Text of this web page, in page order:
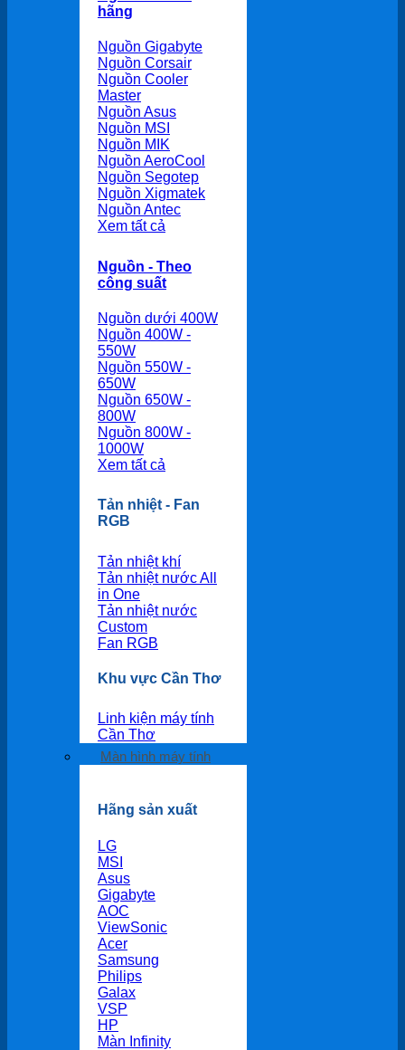
hãng
Nguồn Gigabyte
Nguồn Corsair
Nguồn Cooler
Master
Nguồn Asus
Nguồn MSI
Nguồn MIK
Nguồn AeroCool
Nguồn Segotep
Nguồn Xigmatek
Nguồn Antec
Xem tất cả
Nguồn - Theo
công suất
Nguồn dưới 400W
Nguồn 400W -
550W
Nguồn 550W -
650W
Nguồn 650W -
800W
Nguồn 800W -
1000W
Xem tất cả
Tản nhiệt - Fan
RGB
Tản nhiệt khí
Tản nhiệt nước All
in One
Tản nhiệt nước
Custom
Fan RGB
Khu vực Cần Thơ
Linh kiện máy tính
Cần Thơ
Màn hình máy tính
Hãng sản xuất
LG
MSI
Asus
Gigabyte
AOC
ViewSonic
Acer
Samsung
Philips
Galax
VSP
HP
Màn Infinity